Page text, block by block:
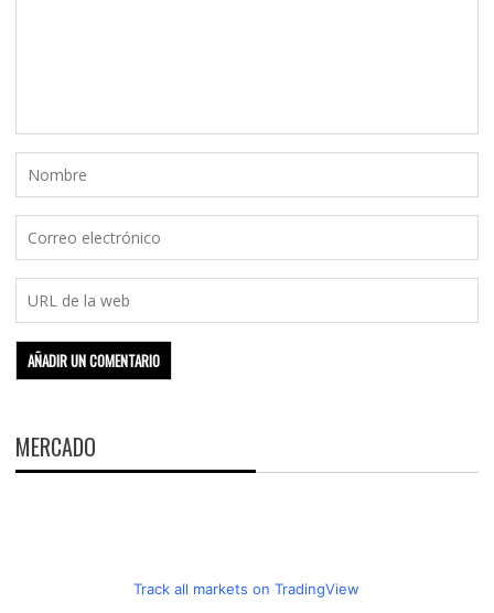
MERCADO
Track all markets on TradingView